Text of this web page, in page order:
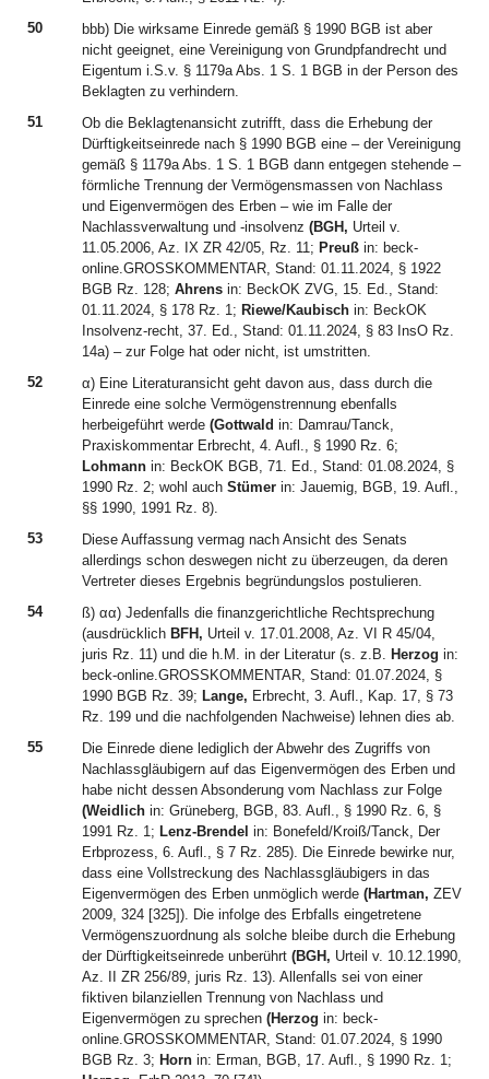
50
bbb) Die wirksame Einrede gemäß § 1990 BGB ist aber
nicht geeignet, eine Vereinigung von Grundpfandrecht und
Eigentum i.S.v. § 1179a Abs. 1 S. 1 BGB in der Person des
Beklagten zu verhindern.
51
Ob die Beklagtenansicht zutrifft, dass die Erhebung der
Dürftigkeitseinrede nach § 1990 BGB eine – der Vereinigung
gemäß § 1179a Abs. 1 S. 1 BGB dann entgegen stehende –
förmliche Trennung der Vermögensmassen von Nachlass
und Eigenvermögen des Erben – wie im Falle der
Nachlassverwaltung und -insolvenz (BGH, Urteil v.
11.05.2006, Az. IX ZR 42/05, Rz. 11; Preuß in: beck-
online.GROSSKOMMENTAR, Stand: 01.11.2024, § 1922
BGB Rz. 128; Ahrens in: BeckOK ZVG, 15. Ed., Stand:
01.11.2024, § 178 Rz. 1; Riewe/Kaubisch in: BeckOK
Insolvenz-recht, 37. Ed., Stand: 01.11.2024, § 83 InsO Rz.
14a) – zur Folge hat oder nicht, ist umstritten.
52
α) Eine Literaturansicht geht davon aus, dass durch die
Einrede eine solche Vermögenstrennung ebenfalls
herbeigeführt werde (Gottwald in: Damrau/Tanck,
Praxiskommentar Erbrecht, 4. Aufl., § 1990 Rz. 6;
Lohmann in: BeckOK BGB, 71. Ed., Stand: 01.08.2024, §
1990 Rz. 2; wohl auch Stümer in: Jauemig, BGB, 19. Aufl.,
§§ 1990, 1991 Rz. 8).
53
Diese Auffassung vermag nach Ansicht des Senats
allerdings schon deswegen nicht zu überzeugen, da deren
Vertreter dieses Ergebnis begründungslos postulieren.
54
ß) αα) Jedenfalls die finanzgerichtliche Rechtsprechung
(ausdrücklich BFH, Urteil v. 17.01.2008, Az. VI R 45/04,
juris Rz. 11) und die h.M. in der Literatur (s. z.B. Herzog in:
beck-online.GROSSKOMMENTAR, Stand: 01.07.2024, §
1990 BGB Rz. 39; Lange, Erbrecht, 3. Aufl., Kap. 17, § 73
Rz. 199 und die nachfolgenden Nachweise) lehnen dies ab.
55
Die Einrede diene lediglich der Abwehr des Zugriffs von
Nachlassgläubigern auf das Eigenvermögen des Erben und
habe nicht dessen Absonderung vom Nachlass zur Folge
(Weidlich in: Grüneberg, BGB, 83. Aufl., § 1990 Rz. 6, §
1991 Rz. 1; Lenz-Brendel in: Bonefeld/Kroiß/Tanck, Der
Erbprozess, 6. Aufl., § 7 Rz. 285). Die Einrede bewirke nur,
dass eine Vollstreckung des Nachlassgläubigers in das
Eigenvermögen des Erben unmöglich werde (Hartman, ZEV
2009, 324 [325]). Die infolge des Erbfalls eingetretene
Vermögenszuordnung als solche bleibe durch die Erhebung
der Dürftigkeitseinrede unberührt (BGH, Urteil v. 10.12.1990,
Az. II ZR 256/89, juris Rz. 13). Allenfalls sei von einer
fiktiven bilanziellen Trennung von Nachlass und
Eigenvermögen zu sprechen (Herzog in: beck-
online.GROSSKOMMENTAR, Stand: 01.07.2024, § 1990
BGB Rz. 3; Horn in: Erman, BGB, 17. Aufl., § 1990 Rz. 1;